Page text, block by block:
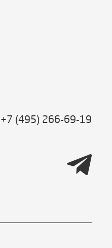
+7 (495) 266-69-19